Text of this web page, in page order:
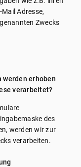
Adresse,
Zwecks
werden erhoben
verarbeitet?
des
werden wir zur
verarbeiten.